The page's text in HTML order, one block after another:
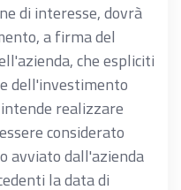
di interesse, dovrà
a firma del
che espliciti
dell'investimento
realizzare
considerato
avviato dall'azienda
la data di